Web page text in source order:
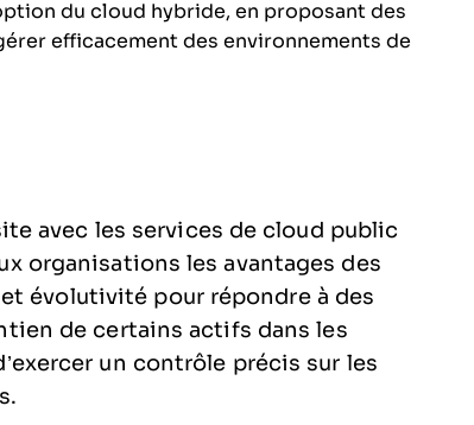
du cloud hybride, en proposant des
efficacement des environnements de
avec les services de cloud public
organisations les avantages des
évolutivité pour répondre à des
de certains actifs dans les
un contrôle précis sur les